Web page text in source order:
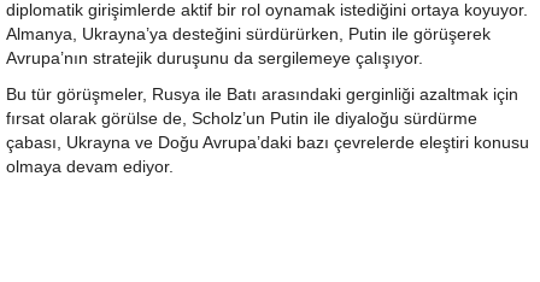
diplomatik girişimlerde aktif bir rol oynamak istediğini ortaya koyuyor.
Almanya, Ukrayna’ya desteğini sürdürürken, Putin ile görüşerek
Avrupa’nın stratejik duruşunu da sergilemeye çalışıyor.
Bu tür görüşmeler, Rusya ile Batı arasındaki gerginliği azaltmak için
fırsat olarak görülse de, Scholz’un Putin ile diyaloğu sürdürme
çabası, Ukrayna ve Doğu Avrupa’daki bazı çevrelerde eleştiri konusu
olmaya devam ediyor.